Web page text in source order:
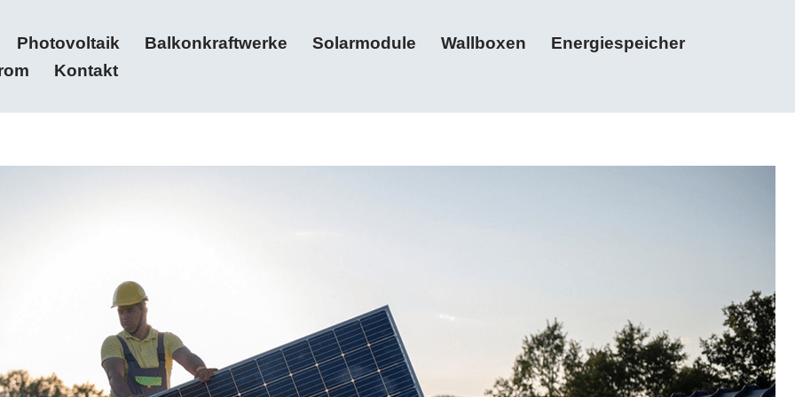
Photovoltaik Balkonkraftwerke Solarmodule Wallboxen
Energiespeicher
Kontakt